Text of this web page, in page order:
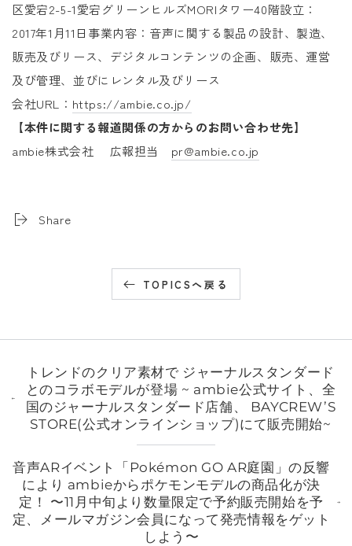
区愛宕2-5-1愛宕グリーンヒルズMORIタワー40階設立：
2017年1月11日事業内容：音声に関する製品の設計、製造、
販売及びリース、デジタルコンテンツの企画、販売、運営
及び管理、並びにレンタル及びリース
会社URL： https://ambie.co.jp/
【本件に関する報道関係の方からのお問い合わせ先】
ambie株式会社 広報担当 pr@ambie.co.jp
Share
TOPICSへ戻る
トレンドのクリア素材で ジャーナルスタンダード
とのコラボモデルが登場 ~ ambie公式サイト、全
国のジャーナルスタンダード店舗、 BAYCREW’S
STORE(公式オンラインショップ)にて販売開始~
音声ARイベント「Pokémon GO AR庭園」の反響
により ambieからポケモンモデルの商品化が決
定！ 〜11月中旬より数量限定で予約販売開始を予
定、メールマガジン会員になって発売情報をゲット
しよう〜